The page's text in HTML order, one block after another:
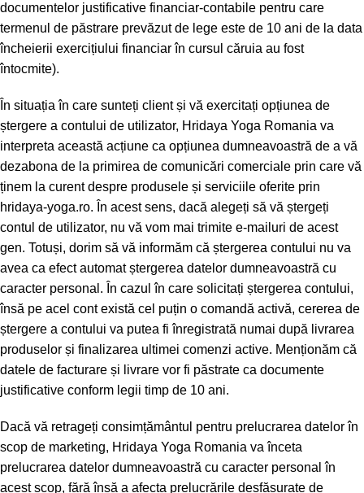
documentelor justificative financiar-contabile pentru care
termenul de păstrare prevăzut de lege este de 10 ani de la data
încheierii exercițiului financiar în cursul căruia au fost
întocmite).
În situația în care sunteți client și vă exercitați opțiunea de
ștergere a contului de utilizator, Hridaya Yoga Romania va
interpreta această acțiune ca opțiunea dumneavoastră de a vă
dezabona de la primirea de comunicări comerciale prin care vă
ținem la curent despre produsele și serviciile oferite prin
hridaya-yoga.ro. În acest sens, dacă alegeți să vă ștergeți
contul de utilizator, nu vă vom mai trimite e-mailuri de acest
gen. Totuși, dorim să vă informăm că ștergerea contului nu va
avea ca efect automat ștergerea datelor dumneavoastră cu
caracter personal. În cazul în care solicitați ștergerea contului,
însă pe acel cont există cel puțin o comandă activă, cererea de
ștergere a contului va putea fi înregistrată numai după livrarea
produselor și finalizarea ultimei comenzi active. Menționăm că
datele de facturare și livrare vor fi păstrate ca documente
justificative conform legii timp de 10 ani.
Dacă vă retrageți consimțământul pentru prelucrarea datelor în
scop de marketing, Hridaya Yoga Romania va înceta
prelucrarea datelor dumneavoastră cu caracter personal în
acest scop, fără însă a afecta prelucrările desfășurate de